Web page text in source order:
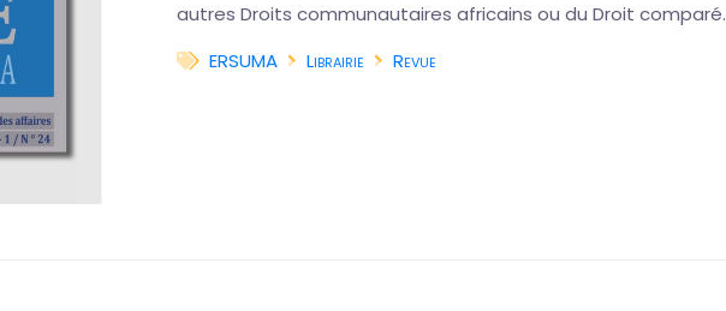
autres Droits communautaires africains ou du Droit comparé.
ERSUMA
Librairie Revue